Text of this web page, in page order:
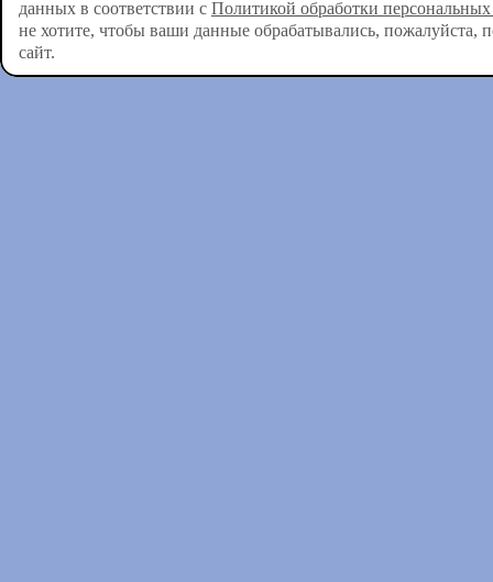
данных в соответствии с Политикой обработки
не хотите, чтобы ваши данные обрабатывались, пожалуйста,
сайт.